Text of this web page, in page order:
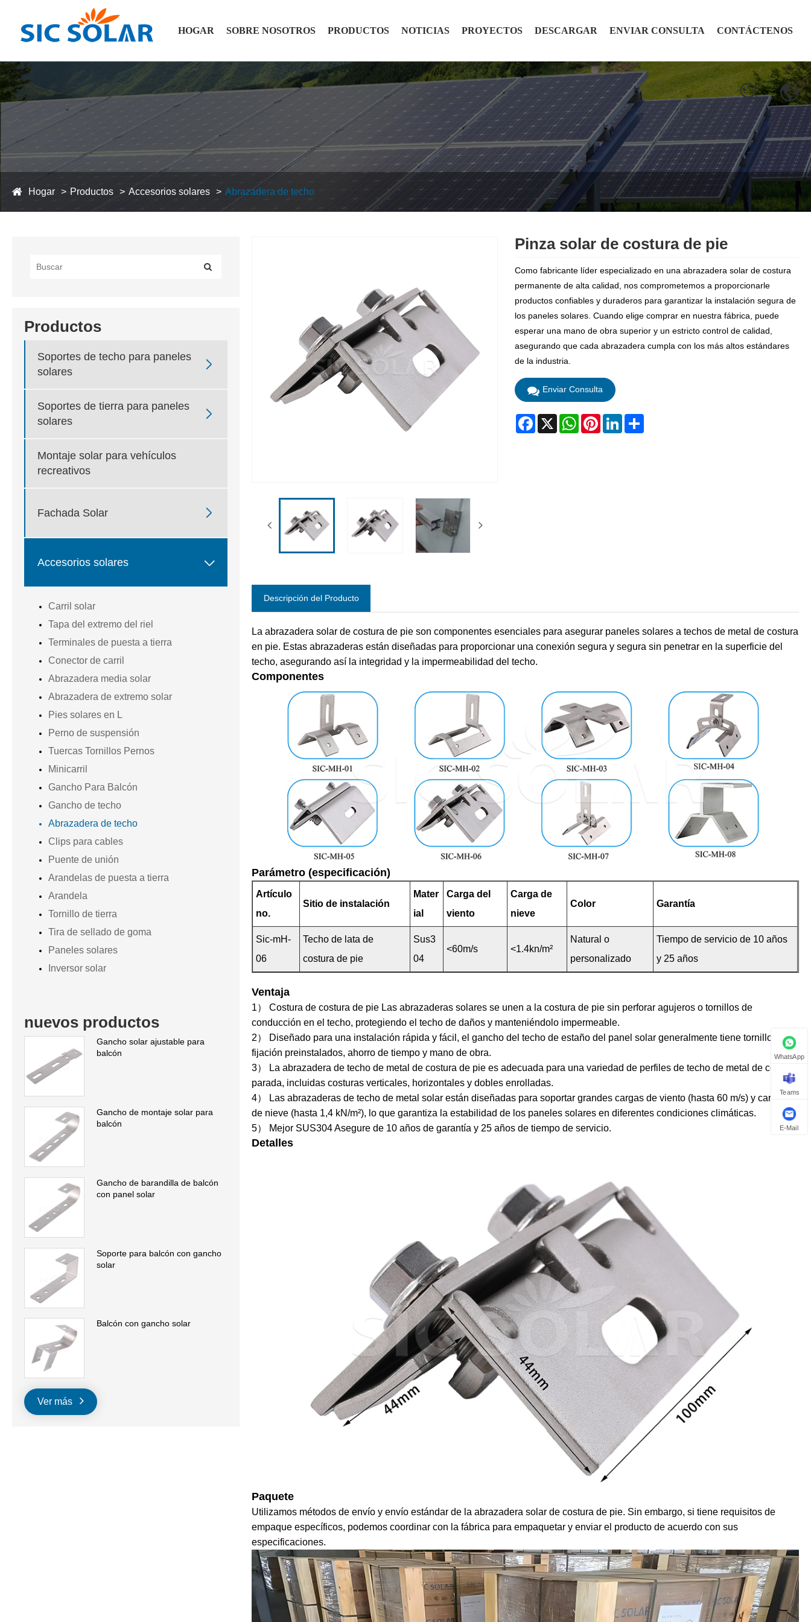
HOGAR SOBRE NOSOTROS PRODUCTOS NOTICIAS PROYECTOS DESCARGAR ENVIAR CONSULTA CONTÁCTENOS
Hogar Productos Accesorios solares Abrazadera de techo
Productos
Soportes de techo para paneles
solares

Soportes de tierra para paneles
solares

Montaje solar para vehículos
recreativos
Fachada Solar 
Accesorios solares 
Carril solar
Tapa del extremo del riel
Terminales de puesta a tierra
Conector de carril
Abrazadera media solar
Abrazadera de extremo solar
Pies solares en L
Perno de suspensión
Tuercas Tornillos Pernos
Minicarril
Gancho Para Balcón
Gancho de techo
Abrazadera de techo
Clips para cables
Puente de unión
Arandelas de puesta a tierra
Arandela
Tornillo de tierra
Tira de sellado de goma
Paneles solares
Inversor solar
nuevos productos
Gancho solar ajustable para
balcón
Gancho de montaje solar para
balcón
Gancho de barandilla de balcón
con panel solar
Soporte para balcón con gancho
solar
Balcón con gancho solar
Ver más
Pinza solar de costura de pie
Como fabricante líder especializado en una abrazadera solar de costura
permanente de alta calidad, nos comprometemos a proporcionarle
productos confiables y duraderos para garantizar la instalación segura de
los paneles solares. Cuando elige comprar en nuestra fábrica, puede
esperar una mano de obra superior y un estricto control de calidad,
asegurando que cada abrazadera cumpla con los más altos estándares
de la industria.
Enviar Consulta
Facebook
X WhatsAppPinterestLinkedInShare
Descripción del Producto
La abrazadera solar de costura de pie son componentes esenciales para asegurar paneles solares a techos de metal de costura
en pie. Estas abrazaderas están diseñadas para proporcionar una conexión segura y segura sin penetrar en la superficie del
techo, asegurando así la integridad y la impermeabilidad del techo.
Componentes
Parámetro (especificación)
Artículo
no.
Sitio de instalación
Mater
ial
Carga del
viento
Carga de
nieve
Color Garantía
Sic-mH-
06
Techo de lata de
costura de pie
Sus3
04
<60m/s <1.4kn/m²
Natural o
personalizado
Tiempo de servicio de 10 años
y 25 años
Ventaja
1） Costura de costura de pie Las abrazaderas solares se unen a la costura de pie sin perforar agujeros o tornillos de
conducción en el techo, protegiendo el techo de daños y manteniéndolo impermeable.
2） Diseñado para una instalación rápida y fácil, el gancho del techo de estaño del panel solar generalmente tiene tornillos de
fijación preinstalados, ahorro de tiempo y mano de obra.
3） La abrazadera de techo de metal de costura de pie es adecuada para una variedad de perfiles de techo de metal de costura
parada, incluidas costuras verticales, horizontales y dobles enrolladas.
4） Las abrazaderas de techo de metal solar están diseñadas para soportar grandes cargas de viento (hasta 60 m/s) y cargas
de nieve (hasta 1,4 kN/m²), lo que garantiza la estabilidad de los paneles solares en diferentes condiciones climáticas.
5） Mejor SUS304 Asegure de 10 años de garantía y 25 años de tiempo de servicio.
Detalles
Paquete
Utilizamos métodos de envío y envío estándar de la abrazadera solar de costura de pie. Sin embargo, si tiene requisitos de
empaque específicos, podemos coordinar con la fábrica para empaquetar y enviar el producto de acuerdo con sus
especificaciones.
WhatsApp
Teams
E-Mail